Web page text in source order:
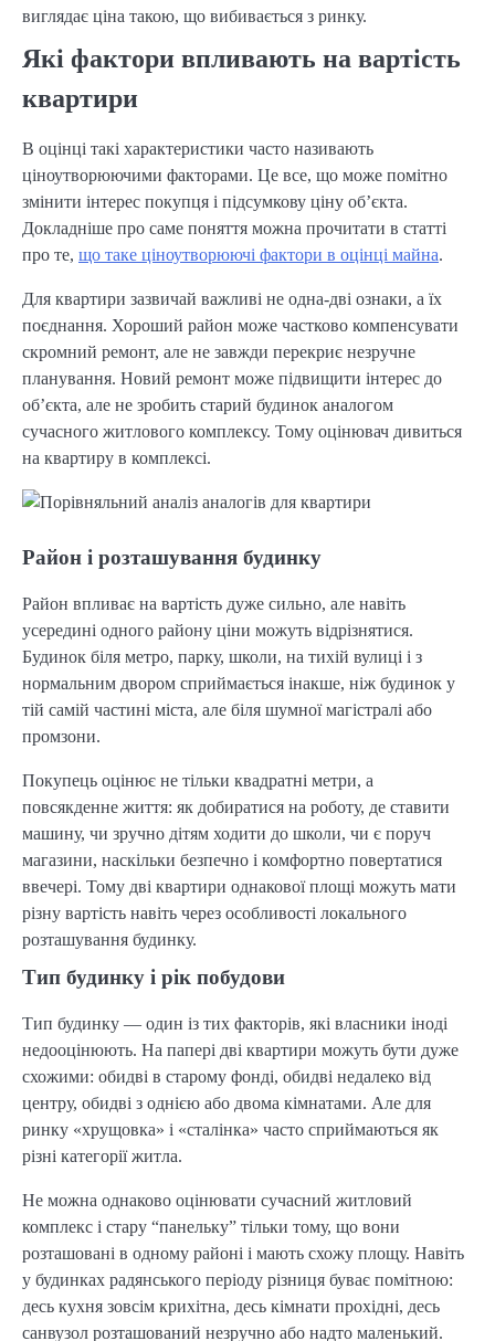
виглядає ціна такою, що вибивається з ринку.
Які фактори впливають на вартість
квартири
В оцінці такі характеристики часто називають
ціноутворюючими факторами. Це все, що може помітно
змінити інтерес покупця і підсумкову ціну об’єкта.
Докладніше про саме поняття можна прочитати в статті
про те, що таке ціноутворюючі фактори в оцінці майна.
Для квартири зазвичай важливі не одна-дві ознаки, а їх
поєднання. Хороший район може частково компенсувати
скромний ремонт, але не завжди перекриє незручне
планування. Новий ремонт може підвищити інтерес до
об’єкта, але не зробить старий будинок аналогом
сучасного житлового комплексу. Тому оцінювач дивиться
на квартиру в комплексі.
Район і розташування будинку
Район впливає на вартість дуже сильно, але навіть
усередині одного району ціни можуть відрізнятися.
Будинок біля метро, парку, школи, на тихій вулиці і з
нормальним двором сприймається інакше, ніж будинок у
тій самій частині міста, але біля шумної магістралі або
промзони.
Покупець оцінює не тільки квадратні метри, а
повсякденне життя: як добиратися на роботу, де ставити
машину, чи зручно дітям ходити до школи, чи є поруч
магазини, наскільки безпечно і комфортно повертатися
ввечері. Тому дві квартири однакової площі можуть мати
різну вартість навіть через особливості локального
розташування будинку.
Тип будинку і рік побудови
Тип будинку — один із тих факторів, які власники іноді
недооцінюють. На папері дві квартири можуть бути дуже
схожими: обидві в старому фонді, обидві недалеко від
центру, обидві з однією або двома кімнатами. Але для
ринку «хрущовка» і «сталінка» часто сприймаються як
різні категорії житла.
Не можна однаково оцінювати сучасний житловий
комплекс і стару “панельку” тільки тому, що вони
розташовані в одному районі і мають схожу площу. Навіть
у будинках радянського періоду різниця буває помітною:
десь кухня зовсім крихітна, десь кімнати прохідні, десь
санвузол розташований незручно або надто маленький.